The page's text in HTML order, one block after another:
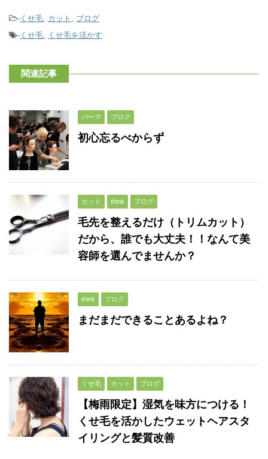
- くせ毛, カット , ブログ
- くせ毛, くせ毛を活かす
関連記事
パーマ ブログ
初心忘るべからず
カット think ブログ
毛先を整えるだけ（トリムカット）
だから、誰でも大丈夫！！なんて美
容師を選んでませんか？
think ブログ
まだまだできることあるよね？
くせ毛 カット ブログ
【梅雨限定】湿気を味方につける！
くせ毛を活かしたウェットヘアスタ
イリングと髪質改善